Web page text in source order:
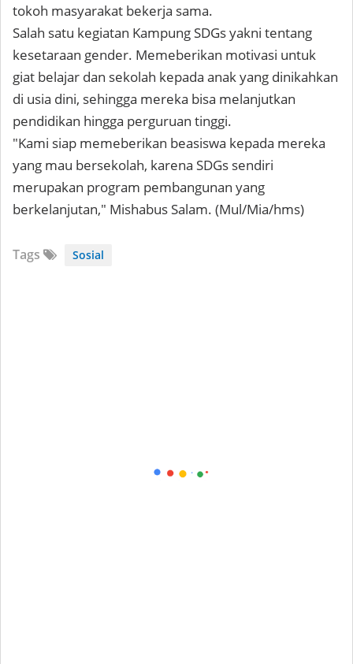
tokoh masyarakat bekerja sama.
Salah satu kegiatan Kampung SDGs yakni tentang
kesetaraan gender. Memeberikan motivasi untuk
giat belajar dan sekolah kepada anak yang dinikahkan
di usia dini, sehingga mereka bisa melanjutkan
pendidikan hingga perguruan tinggi.
"Kami siap memeberikan beasiswa kepada mereka
yang mau bersekolah, karena SDGs sendiri
merupakan program pembangunan yang
berkelanjutan," Mishabus Salam. (Mul/Mia/hms)
Tags Sosial